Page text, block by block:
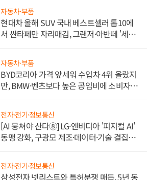
자동차·부품
현대차 올해 SUV 국내 베스트셀러 톱10에
서 싼타페만 자리매김, 그랜저·아반떼 '세단
자동차·부품
BYD코리아 가격 앞세워 수입차 4위 올랐지
만, BMW·벤츠보다 높은 공임비에 소비자
전자·전기·정보통신
[AI 뭉쳐야 산다⑧] LG·엔비디아 '피지컬 AI'
동맹 강화, 구광모 제조·데이터·기술 결집
전자·전기·정보통신
삼성전자 넷리스트와 특허분쟁 매듭, 5년 동